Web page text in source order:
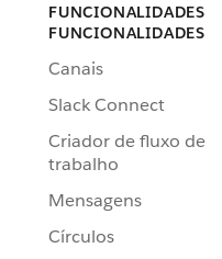
FUNCIONALIDADES
FUNCIONALIDADES
Canais
Slack Connect
Criador de fluxo de
trabalho
Mensagens
Círculos